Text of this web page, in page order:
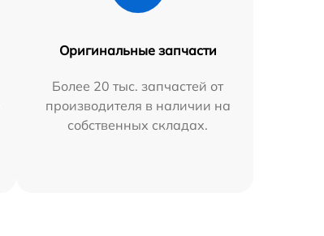
Оригинальные запчасти
Более 20 тыс. запчастей от
производителя в наличии на
собственных складах.